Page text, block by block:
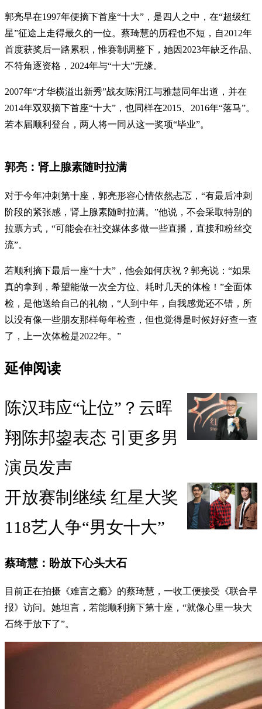
郭亮早在1997年便摘下首座“十大”，是四人之中，在“超级红
星”征途上走得最久的一位。蔡琦慧的历程也不短，自2012年
首度获奖后一路累积，惟赛制调整下，她因2023年缺乏作品、
不符角逐资格，2024年与“十大”无缘。
2007年“才华横溢出新秀”战友陈泂江与雅慧同年出道，并在
2014年双双摘下首座“十大”，也同样在2015、2016年“落马”。
若本届顺利登台，两人将一同从这一奖项“毕业”。
郭亮：肾上腺素随时拉满
对于今年冲刺第十座，郭亮形容心情依然忐忑，“有最后冲刺
阶段的紧张感，肾上腺素随时拉满。”他说，不会采取特别的
拉票方式，“可能会在社交媒体多做一些直播，直接和粉丝交
流”。
若顺利摘下最后一座“十大”，他会如何庆祝？郭亮说：“如果
真的拿到，希望能做一次全方位、耗时几天的体检！”全面体
检，是他送给自己的礼物，“人到中年，自我感觉还不错，所
以没有像一些朋友那样每年检查，但也觉得是时候好好查一查
了，上一次体检是2022年。”
延伸阅读
陈汉玮应“让位”？云晖
翔陈邦鋆表态 引更多男
演员发声
开放赛制继续 红星大奖
118艺人争“男女十大”
蔡琦慧：盼放下心头大石
目前正在拍摄《难言之瘾》的蔡琦慧，一收工便接受《联合早
报》访问。她坦言，若能顺利摘下第十座，“就像心里一块大
石终于放下了”。